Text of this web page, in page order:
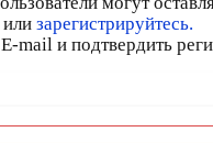
зарегистрируйтесь.
mail и подтвердить